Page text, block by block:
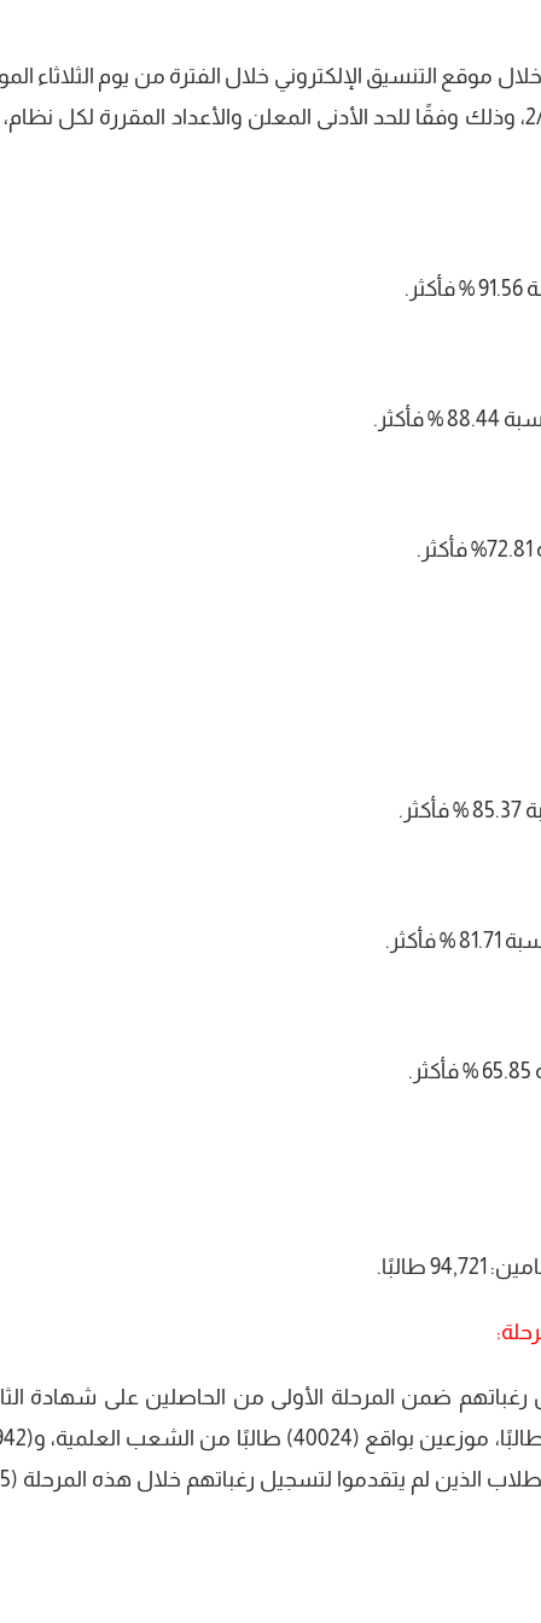
موقع التنسيق الإلكتروني خلال الفترة من يوم الثلاثاء
29/7/2025 حتى يوم السبت الموافق 2/8/2025، وذلك وفقًا للحد الأدنى المعلن والأعداد المقررة لكل
طالبًا.
ضمن المرحلة الأولى من الحاصلين على شهادة